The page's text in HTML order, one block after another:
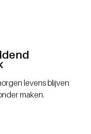
levens blijven
maken.